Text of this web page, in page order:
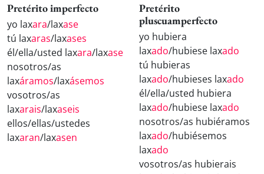
Pretérito imperfecto
yo laxara/laxase
tú laxaras/laxases
él/ella/usted laxara/laxase
nosotros/as
laxáramos/laxásemos
vosotros/as
laxarais/laxaseis
ellos/ellas/ustedes
laxaran/laxasen
Pretérito
pluscuamperfecto
yo hubiera
laxado/hubiese laxado
tú hubieras
laxado/hubieses laxado
él/ella/usted hubiera
laxado/hubiese laxado
nosotros/as hubiéramos
laxado/hubiésemos
laxado
vosotros/as hubierais